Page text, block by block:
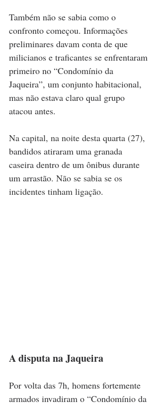
Também não se sabia como o
confronto começou. Informações
preliminares davam conta de que
milicianos e traficantes se enfrentaram
primeiro no “Condomínio da
Jaqueira”, um conjunto habitacional,
mas não estava claro qual grupo
atacou antes.
Na capital, na noite desta quarta (27),
bandidos atiraram uma granada
caseira dentro de um ônibus durante
um arrastão. Não se sabia se os
incidentes tinham ligação.
A disputa na Jaqueira
Por volta das 7h, homens fortemente
armados invadiram o “Condomínio da